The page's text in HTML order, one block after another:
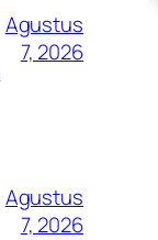
Agustus
7, 2026
Agustus
7, 2026